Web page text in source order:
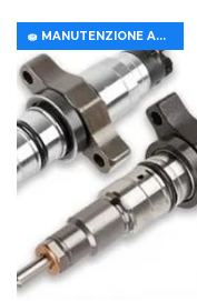
🧽 MANUTENZIONE AUTO